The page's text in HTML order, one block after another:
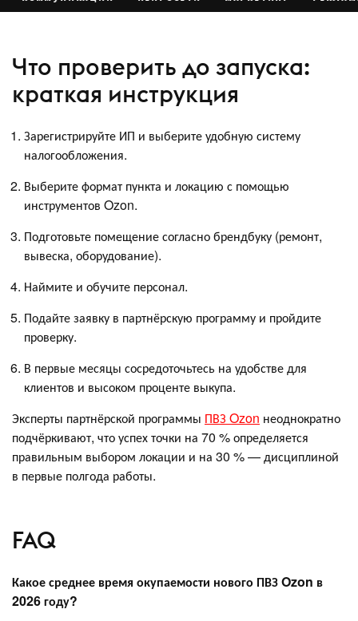
Что проверить до запуска:
краткая инструкция
Зарегистрируйте ИП и выберите удобную систему
налогообложения.
Выберите формат пункта и локацию с помощью
инструментов Ozon.
Подготовьте помещение согласно брендбуку (ремонт,
вывеска, оборудование).
Наймите и обучите персонал.
Подайте заявку в партнёрскую программу и пройдите
проверку.
В первые месяцы сосредоточьтесь на удобстве для
клиентов и высоком проценте выкупа.
Эксперты партнёрской программы ПВЗ Ozon неоднократно
подчёркивают, что успех точки на 70 % определяется
правильным выбором локации и на 30 % — дисциплиной
в первые полгода работы.
FAQ
Какое среднее время окупаемости нового ПВЗ Ozon в
2026 году?